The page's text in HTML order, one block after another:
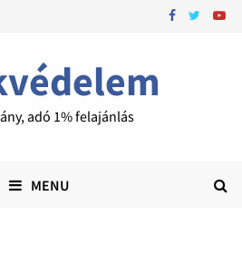
adó 1% felajánlás
MENU